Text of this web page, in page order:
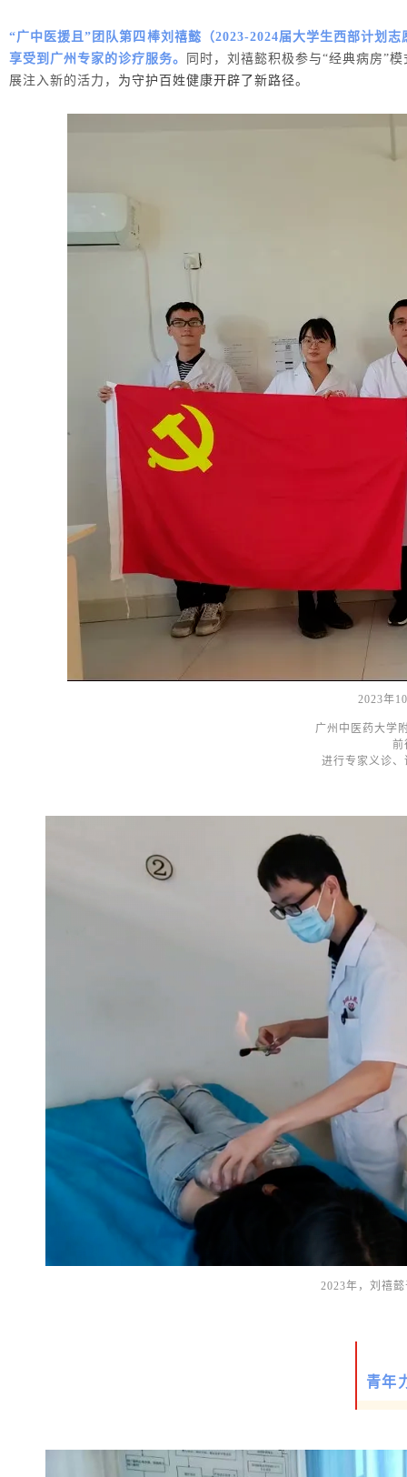
“广中医援且”团队第四棒刘禧懿（2023-2024届大学生西部计划
享受到广州专家的诊疗服务。
同时，刘禧懿积极参与“经典病房”模
展注入新的活力， 为守护百姓健康开辟了新路径。
2023年
广州中医药大学
前
进行专家义诊
2023年，刘禧
青年